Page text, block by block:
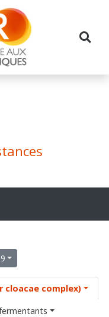
cloacae complex)